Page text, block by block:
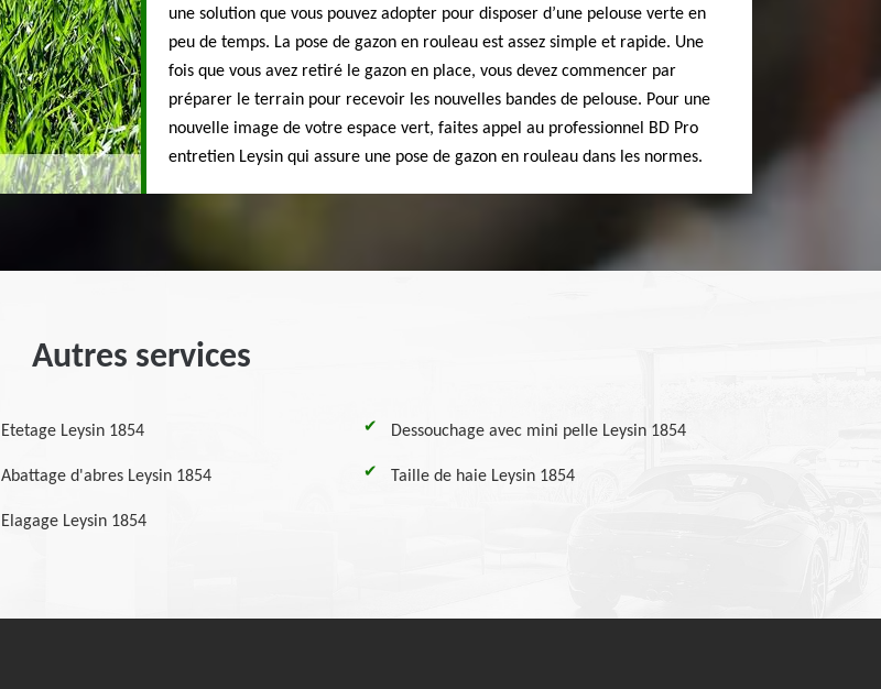
une solution que vous pouvez adopter pour disposer d’une pelouse verte en
peu de temps. La pose de gazon en rouleau est assez simple et rapide. Une
fois que vous avez retiré le gazon en place, vous devez commencer par
préparer le terrain pour recevoir les nouvelles bandes de pelouse. Pour une
nouvelle image de votre espace vert, faites appel au professionnel BD Pro
entretien Leysin qui assure une pose de gazon en rouleau dans les normes.
Autres services
Etetage Leysin 1854 Dessouchage avec mini pelle Leysin 1854
Abattage d'abres Leysin 1854 Taille de haie Leysin 1854
Elagage Leysin 1854